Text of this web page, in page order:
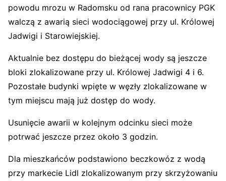
powodu mrozu w Radomsku od rana pracownicy PGK
walczą z awarią sieci wodociągowej przy ul. Królowej
Jadwigi i Starowiejskiej.
Aktualnie bez dostępu do bieżącej wody są jeszcze
bloki zlokalizowane przy ul. Królowej Jadwigi 4 i 6.
Pozostałe budynki wpięte w węzły zlokalizowane w
tym miejscu mają już dostęp do wody.
Usunięcie awarii w kolejnym odcinku sieci może
potrwać jeszcze przez około 3 godzin.
Dla mieszkańców podstawiono beczkowóz z wodą
przy markecie Lidl zlokalizowanym przy skrzyżowaniu